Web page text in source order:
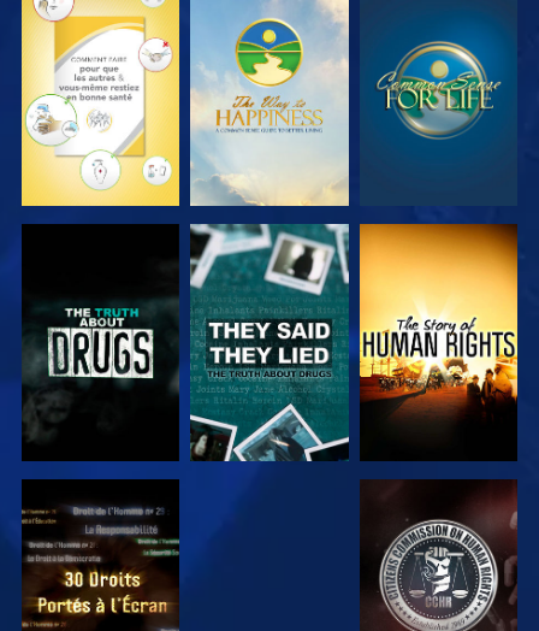
REGARDER REGARDER REGARDER
REGARDER REGARDER
REGARDER REGARDER